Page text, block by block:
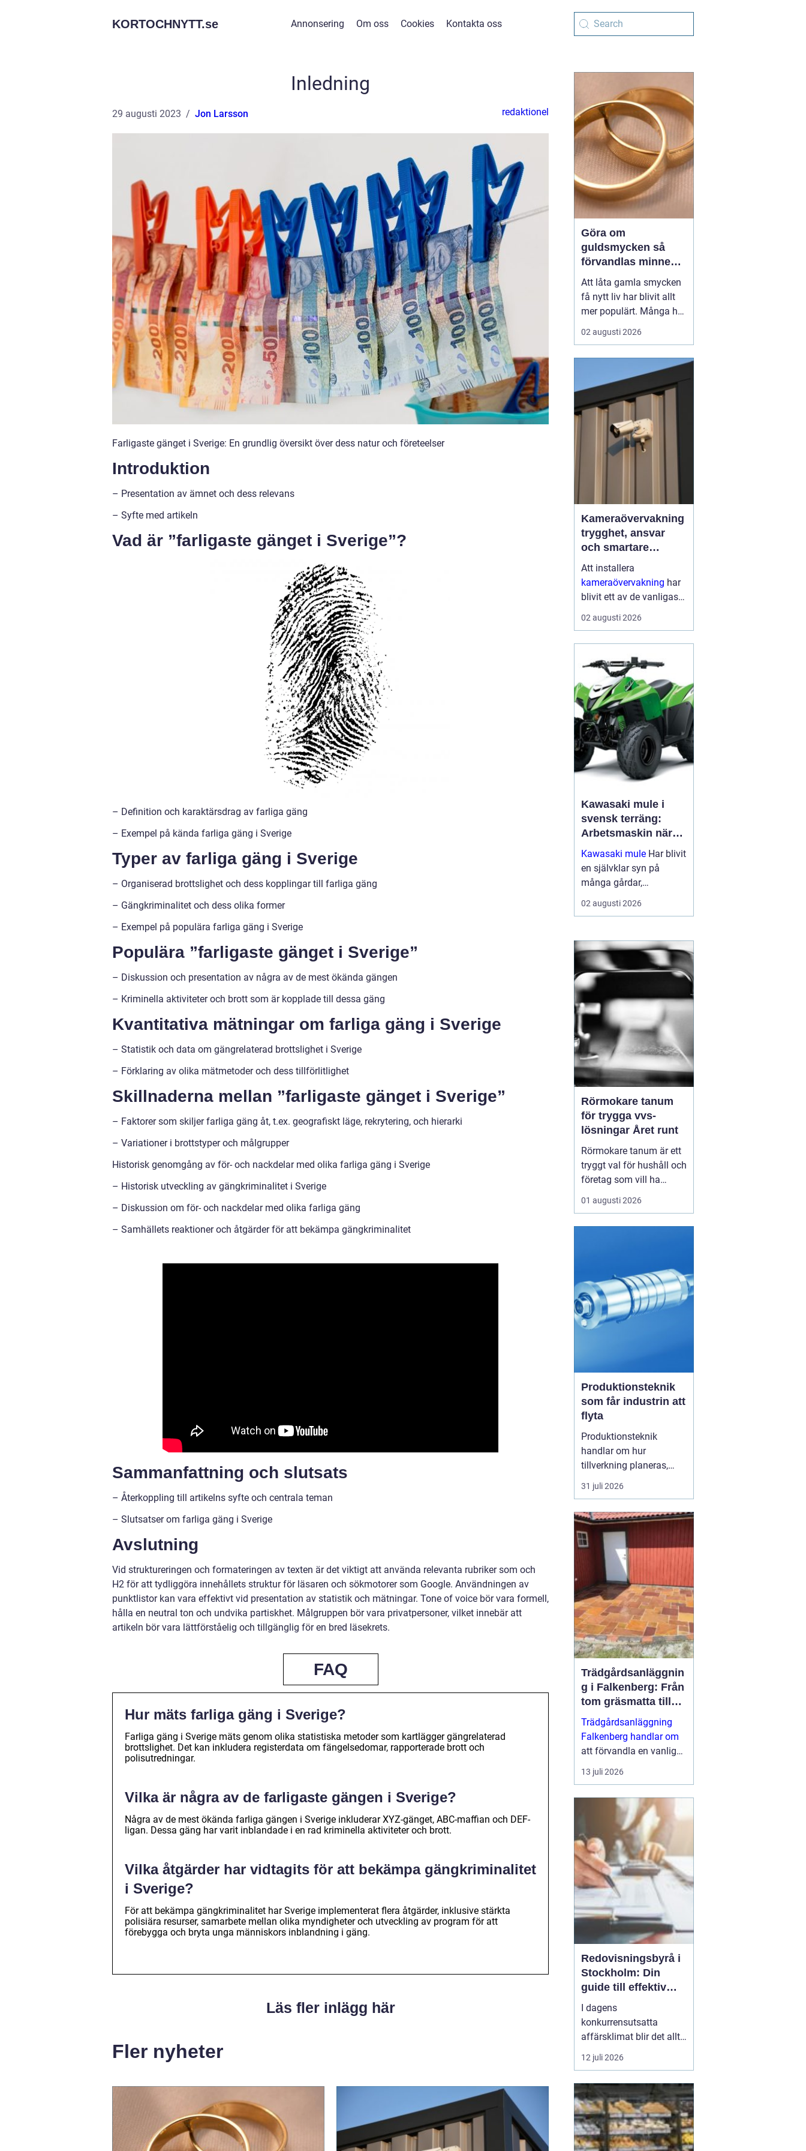
KORTOCHNYTT.se Annonsering Om oss Cookies Kontakta oss
Inledning
29 augusti 2023 Jon Larsson redaktionel
Farligaste gänget i Sverige: En grundlig översikt över dess natur och företeelser
Introduktion
– Presentation av ämnet och dess relevans
– Syfte med artikeln
Vad är ”farligaste gänget i Sverige”?
– Definition och karaktärsdrag av farliga gäng
– Exempel på kända farliga gäng i Sverige
Typer av farliga gäng i Sverige
– Organiserad brottslighet och dess kopplingar till farliga gäng
– Gängkriminalitet och dess olika former
– Exempel på populära farliga gäng i Sverige
Populära ”farligaste gänget i Sverige”
– Diskussion och presentation av några av de mest ökända gängen
– Kriminella aktiviteter och brott som är kopplade till dessa gäng
Kvantitativa mätningar om farliga gäng i Sverige
– Statistik och data om gängrelaterad brottslighet i Sverige
– Förklaring av olika mätmetoder och dess tillförlitlighet
Skillnaderna mellan ”farligaste gänget i Sverige”
– Faktorer som skiljer farliga gäng åt, t.ex. geografiskt läge, rekrytering, och hierarki
– Variationer i brottstyper och målgrupper
Historisk genomgång av för- och nackdelar med olika farliga gäng i Sverige
– Historisk utveckling av gängkriminalitet i Sverige
– Diskussion om för- och nackdelar med olika farliga gäng
– Samhällets reaktioner och åtgärder för att bekämpa gängkriminalitet
Sammanfattning och slutsats
– Återkoppling till artikelns syfte och centrala teman
– Slutsatser om farliga gäng i Sverige
Avslutning
Vid struktureringen och formateringen av texten är det viktigt att använda relevanta rubriker som och
H2 för att tydliggöra innehållets struktur för läsaren och sökmotorer som Google. Användningen av
punktlistor kan vara effektivt vid presentation av statistik och mätningar. Tone of voice bör vara formell,
hålla en neutral ton och undvika partiskhet. Målgruppen bör vara privatpersoner, vilket innebär att
artikeln bör vara lättförståelig och tillgänglig för en bred läsekrets.
FAQ
Hur mäts farliga gäng i Sverige?
Farliga gäng i Sverige mäts genom olika statistiska metoder som kartlägger gängrelaterad
brottslighet. Det kan inkludera registerdata om fängelsedomar, rapporterade brott och
polisutredningar.
Vilka är några av de farligaste gängen i Sverige?
Några av de mest ökända farliga gängen i Sverige inkluderar XYZ-gänget, ABC-maffian och DEF-
ligan. Dessa gäng har varit inblandade i en rad kriminella aktiviteter och brott.
Vilka åtgärder har vidtagits för att bekämpa gängkriminalitet
i Sverige?
För att bekämpa gängkriminalitet har Sverige implementerat flera åtgärder, inklusive stärkta
polisiära resurser, samarbete mellan olika myndigheter och utveckling av program för att
förebygga och bryta unga människors inblandning i gäng.
Läs fler inlägg här
Fler nyheter
Göra om
guldsmycken så
förvandlas minnen
till nya favoriter
Att låta gamla smycken
få nytt liv har blivit allt
mer populärt. Många har
ärvda ringar, kedjor eller
örhängen som mest
starkt känslomässigt
värde. Genom
att ...
02 augusti 2026
Kameraövervakning
trygghet, ansvar
och smartare
säkerhet i vardagen
Att installera
kameraövervakning har
blivit ett av de vanligaste
sätten att öka tryggheten
i både hem och företag.
överblick, avskräcker
från brott och kan hj...
02 augusti 2026
Kawasaki mule i
svensk terräng:
Arbetsmaskin när
det verkligen gäller
Kawasaki mule Har blivit
en självklar syn på
många gårdar,
entreprenadarbeten och
jaktmarker runt om i
kombinerar ege...
02 augusti 2026
Rörmokare tanum
för trygga vvs-
lösningar Året runt
Rörmokare tanum är ett
tryggt val för hushåll och
företag som vill ha
säkra, hållbara och
professionella vvs-
renoveringar och
energisnåla
uppvärmningssystem.
Rätt ...
01 augusti 2026
Produktionsteknik
som får industrin att
flyta
Produktionsteknik
handlar om hur
tillverkning planeras,
organiseras och
genomförs i praktiken.
samspelet mellan
maskiner, människor,
material och styrsystem.
När dessa delar fungerar
tillsammans minskar
spill, driftstopp och
kostnader...
31 juli 2026
Trädgårdsanläggnin
g i Falkenberg: Från
tom gräsmatta till
genomtänkt helhet
Trädgårdsanläggning
Falkenberg handlar om
att förvandla en vanlig
tomt till en fungerande,
vacker och hållbar
många &ari...
13 juli 2026
Redovisningsbyrå i
Stockholm: Din
guide till effektiv
redovisning i
Stockholm
I dagens
konkurrensutsatta
affärsklimat blir det allt
viktigare att ha en
redovisningsbyrå i
bara kan sköta den
traditionella bokföringen,
utan också kan erbjuda
mervärde genom
12 juli 2026